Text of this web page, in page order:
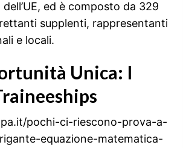
ed è composto da 329
supplenti, rappresentanti
e locali.
Unica: I
pochi-ci-riescono-prova-a-
equazione-matematica-